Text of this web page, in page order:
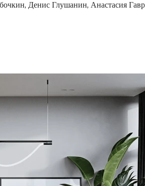
Денис Глушанин, Анастасия